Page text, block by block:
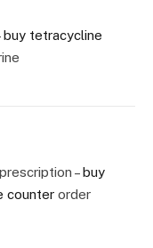
buy tetracycline
–buy
counter order